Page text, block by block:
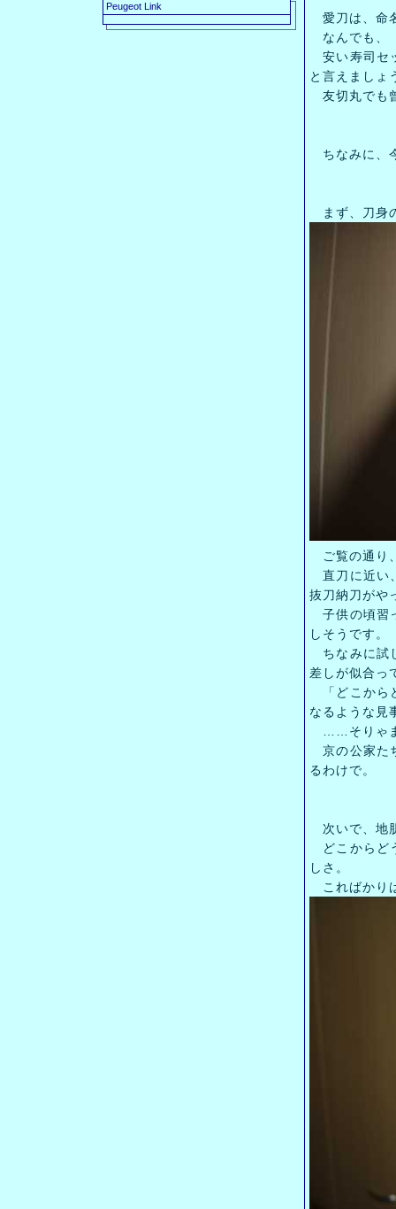
Peugeot Link
愛刀は、命
なんでも、
安い寿司セ
と言えましょ
友切丸でも
ちなみに、
まず、刀身
ご覧の通り
直刀に近い
抜刀納刀がや
子供の頃習
しそうです。
ちなみに試
差しが似合っ
「どこから
なるような見
……そりゃま
京の公家た
るわけで。
次いで、地
どこからど
しさ。
こればかり